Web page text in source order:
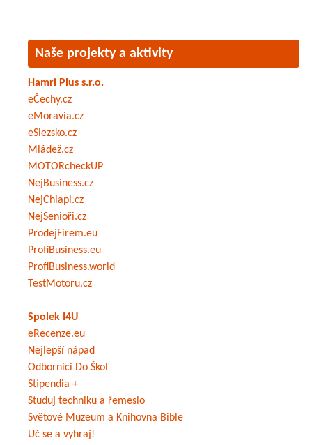
Naše projekty a aktivity
Hamri Plus s.r.o.
eČechy.cz
eMoravia.cz
eSlezsko.cz
Mládež.cz
MOTORcheckUP
NejBusiness.cz
NejChlapi.cz
NejSenioři.cz
ProdejFirem.eu
ProfiBusiness.eu
ProfiBusiness.world
TestMotoru.cz
Spolek I4U
eRecenze.eu
Nejlepší nápad
Odborníci Do Škol
Stipendia +
Studuj techniku a řemeslo
Světové Muzeum a Knihovna Bible
Uč se a vyhraj!